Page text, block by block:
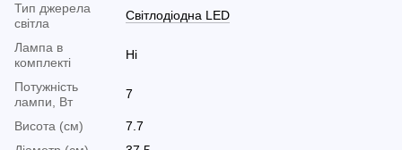
Тип джерела
світла
Світлодіодна LED
Лампа в
комплекті
Ні
Потужність
лампи, Вт
7
Висота (см)
7.7